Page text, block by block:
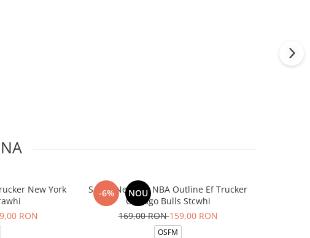
New York
RON
-6% NOU
Sapca New Era NBA Outline Ef Trucker
Chicago Bulls Stcwhi
169,00 RON159,00 RON
OSFM